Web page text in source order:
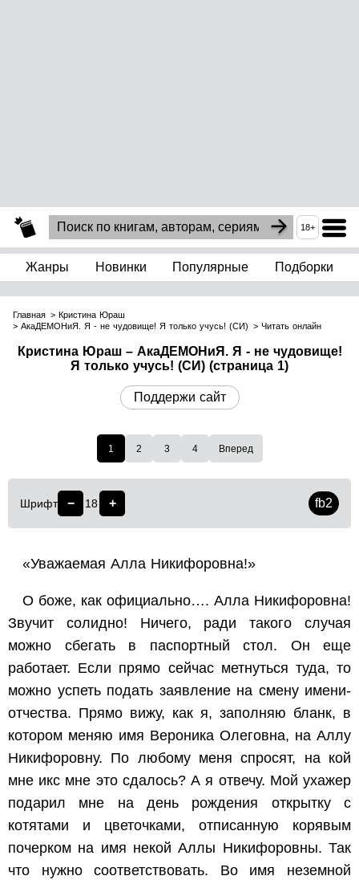
18+
Жанры Новинки Популярные Подборки
Главная
Кристина Юраш
АкаДЕМОНиЯ. Я - не чудовище! Я только учусь! (СИ)
Читать онлайн
Кристина Юраш – АкаДЕМОНиЯ. Я - не чудовище!
Я только учусь! (СИ) (страница 1)
Поддержи сайт
1 2 3 4 Вперед
Шрифт − 18 + fb2
«Уважаемая Алла Никифоровна!»
О боже, как официально…. Алла Никифоровна!
Звучит солидно! Ничего, ради такого случая
можно сбегать в паспортный стол. Он еще
работает. Если прямо сейчас метнуться туда, то
можно успеть подать заявление на смену имени-
отчества. Прямо вижу, как я, заполняю бланк, в
котором меняю имя Вероника Олеговна, на Аллу
Никифоровну. По любому меня спросят, на кой
мне икс мне это сдалось? А я отвечу. Мой ухажер
подарил мне на день рождения открытку с
котятами и цветочками, отписанную корявым
почерком на имя некой Аллы Никифоровны. Так
что нужно соответствовать. Во имя неземной